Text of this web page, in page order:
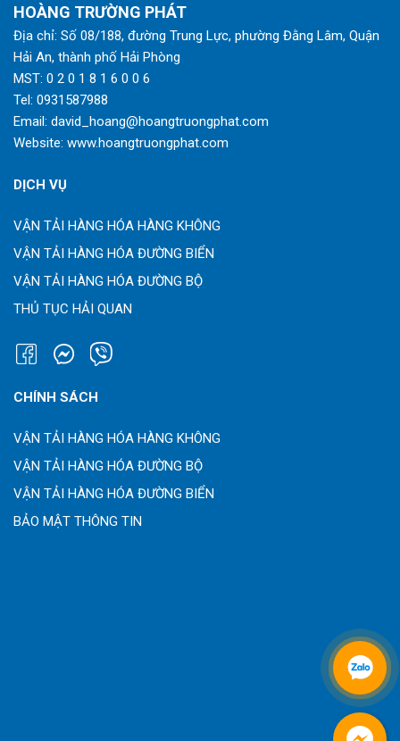
HOÀNG TRƯỜNG PHÁT
Địa chỉ: Số 08/188, đường Trung Lực, phường Đằng Lâm, Quận
Hải An, thành phố Hải Phòng
MST: 0 2 0 1 8 1 6 0 0 6
Tel: 0931587988
Email: david_hoang@hoangtruongphat.com
Website: www.hoangtruongphat.com
DỊCH VỤ
VẬN TẢI HÀNG HÓA HÀNG KHÔNG
VẬN TẢI HÀNG HÓA ĐƯỜNG BIỂN
VẬN TẢI HÀNG HÓA ĐƯỜNG BỘ
THỦ TỤC HẢI QUAN
CHÍNH SÁCH
VẬN TẢI HÀNG HÓA HÀNG KHÔNG
VẬN TẢI HÀNG HÓA ĐƯỜNG BỘ
VẬN TẢI HÀNG HÓA ĐƯỜNG BIỂN
BẢO MẬT THÔNG TIN